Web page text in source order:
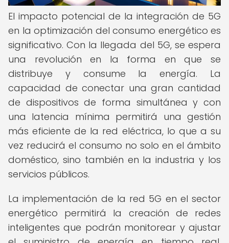
El impacto potencial de la integración de 5G
en la optimización del consumo energético es
significativo. Con la llegada del 5G, se espera
una revolución en la forma en que se
distribuye y consume la energía. La
capacidad de conectar una gran cantidad
de dispositivos de forma simultánea y con
una latencia mínima permitirá una gestión
más eficiente de la red eléctrica, lo que a su
vez reducirá el consumo no solo en el ámbito
doméstico, sino también en la industria y los
servicios públicos.
La implementación de la red 5G en el sector
energético permitirá la creación de redes
inteligentes que podrán monitorear y ajustar